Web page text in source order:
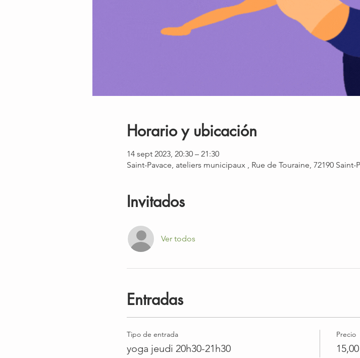
Horario y ubicación
14 sept 2023, 20:30 – 21:30
Saint-Pavace, ateliers municipaux , Rue de Touraine, 72190 Saint-
Invitados
Ver todos
Entradas
Tipo de entrada
yoga jeudi 20h30-21h30
Precio